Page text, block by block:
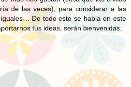
de las veces), para considerar a las
De todo esto se habla en este
tus ideas, serán bienvenidas.